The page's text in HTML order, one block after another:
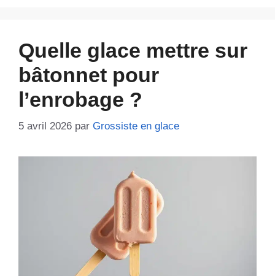
Quelle glace mettre sur
bâtonnet pour
l’enrobage ?
5 avril 2026 par Grossiste en glace